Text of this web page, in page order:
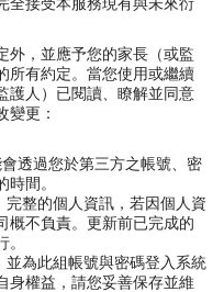
外，並應予您的家長（或監
所有約定。當您使用或繼續
護人）已閱讀、瞭解並同意
變更：
透過您於第三方之帳號、密
間。
整的個人資訊，若因個人資
概不負責。更新前已完成的
為此組帳號與密碼登入系統
身權益，請您妥善保存並維